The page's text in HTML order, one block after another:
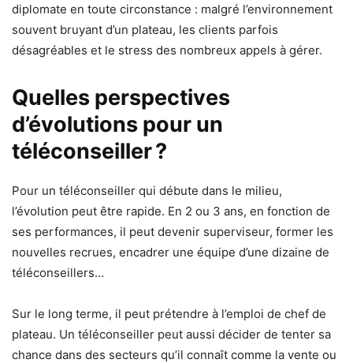
diplomate en toute circonstance : malgré l’environnement
souvent bruyant d’un plateau, les clients parfois
désagréables et le stress des nombreux appels à gérer.
Quelles perspectives
d’évolutions pour un
téléconseiller ?
Pour un téléconseiller qui débute dans le milieu,
l’évolution peut être rapide. En 2 ou 3 ans, en fonction de
ses performances, il peut devenir superviseur, former les
nouvelles recrues, encadrer une équipe d’une dizaine de
téléconseillers…
Sur le long terme, il peut prétendre à l’emploi de chef de
plateau. Un téléconseiller peut aussi décider de tenter sa
chance dans des secteurs qu’il connaît comme la vente ou